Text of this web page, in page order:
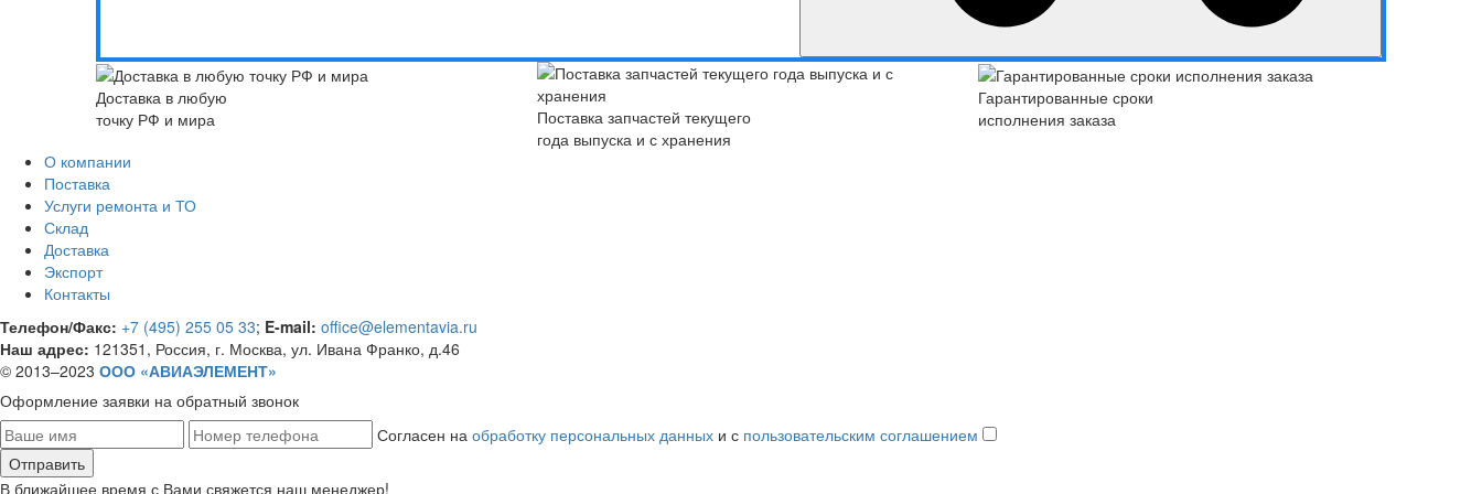
Доставка в любую
точку РФ и мира
Поставка запчастей текущего
года выпуска и с хранения
Гарантированные сроки
исполнения заказа
О компании
Поставка
Услуги ремонта и ТО
Склад
Доставка
Экспорт
Контакты
Телефон/Факс: +7 (495) 255 05 33; E-mail: office@elementavia.ru
Наш адрес: 121351, Россия, г. Москва, ул. Ивана Франко, д.46
© 2013–2023 ООО «АВИАЭЛЕМЕНТ»
Оформление заявки на обратный звонок
Согласен на обработку персональных данных и с пользовательским соглашением
В ближайшее время с Вами свяжется наш менеджер!